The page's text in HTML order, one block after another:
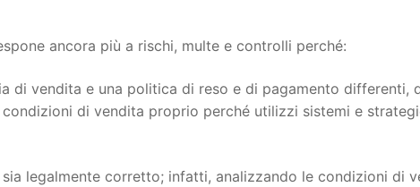
ancora più a rischi, multe e controlli perché:
di vendita e una politica di reso e di pagamento differenti,
di vendita proprio perché utilizzi sistemi e
legalmente corretto; infatti, analizzando le condizioni di